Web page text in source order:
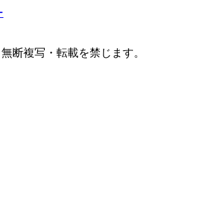
断複写・転載を禁じます。